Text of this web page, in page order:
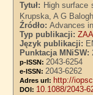
Tytuł: High surface
Krupska, A G
Źródło:Advances
Typ publikacji:ZAA
Język publikacji:
Punktacja MNiSW:
p-ISSN: 2043-6254
e-ISSN: 2043-6262
Adres url: http://
DOI: 10.1088/2043-